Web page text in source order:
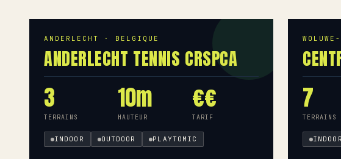
ANDERLECHT · BELGIQUE
ANDERLECHT TENNIS CRSPCA
3
TERRAINS
10m
HAUTEUR
€€
TARIF
INDOOR OUTDOOR PLAYTOMIC
7
TERRAINS
INDOOR